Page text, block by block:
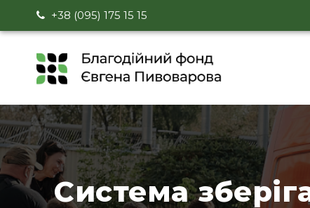
+38 (095) 175 15 15
Система